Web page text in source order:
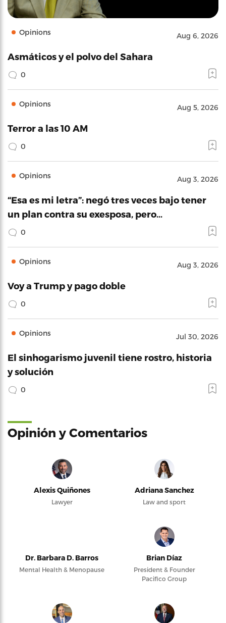
Opinions Aug 6, 2026
Asmáticos y el polvo del Sahara
0
Opinions Aug 5, 2026
Terror a las 10 AM
0
Opinions Aug 3, 2026
“Esa es mi letra”: negó tres veces bajo tener
un plan contra su exesposa, pero…
0
Opinions Aug 3, 2026
Voy a Trump y pago doble
0
Opinions Jul 30, 2026
El sinhogarismo juvenil tiene rostro, historia
y solución
0
Opinión y Comentarios
Alexis Quiñones
Lawyer
Adriana Sanchez
Law and sport
Dr. Barbara D. Barros
Mental Health & Menopause
Brian Díaz
President & Founder
Pacifico Group